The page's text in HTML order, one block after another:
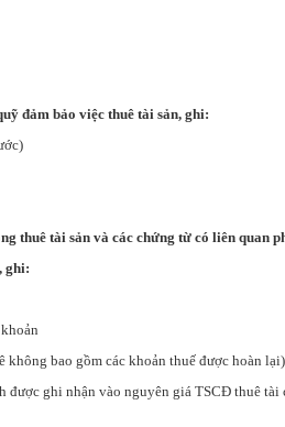
đảm bảo việc thuê tài sản, ghi:
thuê tài sản và các chứng từ có liên quan
ghi:
bao gồm các khoản thuế được hoàn lại).
được ghi nhận vào nguyên giá TSCĐ thuê tài